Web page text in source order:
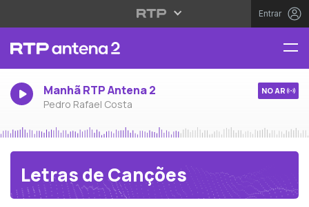
Entrar
Manhã RTP Antena 2
Pedro Rafael Costa
NO AR
Letras de Canções